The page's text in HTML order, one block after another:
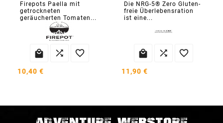
Firepots Paella mit
getrockneten
geräucherten Tomaten...
  
10,40 €
Die NRG-5® Zero Gluten-
freie Überlebensration
ist eine...
  
11,90 €